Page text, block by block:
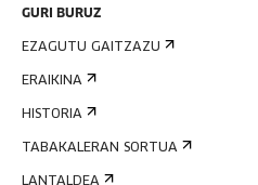
GURI BURUZ
EZAGUTU GAITZAZU
ERAIKINA
HISTORIA
TABAKALERAN SORTUA
LANTALDEA